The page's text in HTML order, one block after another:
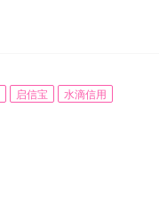
启信宝 水滴信用